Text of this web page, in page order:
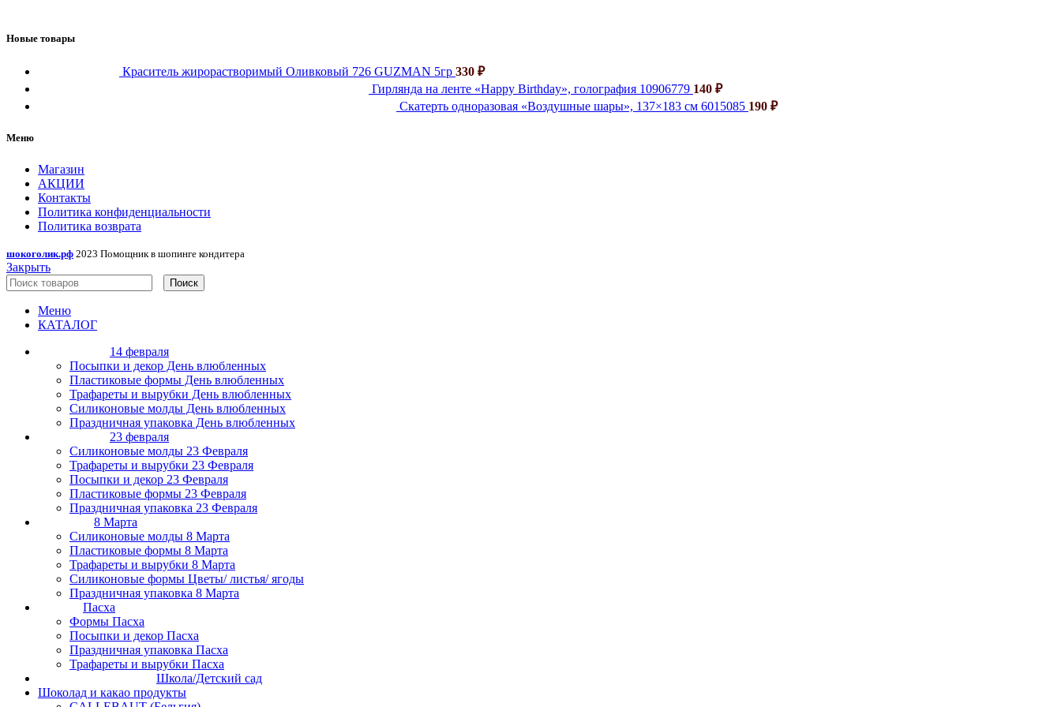
Новые товары
Краситель жирорастворимый Оливковый 726 GUZMAN 5гр 330 ₽
Гирлянда на ленте «Happy Birthday», голография 10906779 140 ₽
Скатерть одноразовая «Воздушные шары», 137×183 см 6015085 190 ₽
Меню
Магазин
АКЦИИ
Контакты
Политика конфиденциальности
Политика возврата
шокоголик.рф 2023 Помощник в шопинге кондитера
Закрыть
Поиск
Меню
КАТАЛОГ
14 февраля
Посыпки и декор День влюбленных
Пластиковые формы День влюбленных
Трафареты и вырубки День влюбленных
Силиконовые молды День влюбленных
Праздничная упаковка День влюбленных
23 февраля
Силиконовые молды 23 Февраля
Трафареты и вырубки 23 Февраля
Посыпки и декор 23 Февраля
Пластиковые формы 23 Февраля
Праздничная упаковка 23 Февраля
8 Марта
Силиконовые молды 8 Марта
Пластиковые формы 8 Марта
Трафареты и вырубки 8 Марта
Силиконовые формы Цветы/ листья/ ягоды
Праздничная упаковка 8 Марта
Пасха
Формы Пасха
Посыпки и декор Пасха
Праздничная упаковка Пасха
Трафареты и вырубки Пасха
Школа/Детский сад
Шоколад и какао продукты